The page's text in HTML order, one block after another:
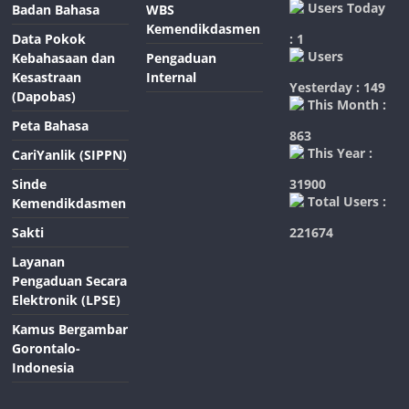
Badan Bahasa
Data Pokok
Kebahasaan dan
Kesastraan
(Dapobas)
Peta Bahasa
CariYanlik (SIPPN)
Sinde
Kemendikdasmen
Sakti
Layanan
Pengaduan Secara
Elektronik (LPSE)
Kamus Bergambar
Gorontalo-
Indonesia
WBS
Kemendikdasmen
Pengaduan
Internal
Users Today
: 1
Users
Yesterday : 149
This Month :
863
This Year :
31900
Total Users :
221674